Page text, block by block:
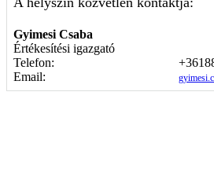
Gyimesi Csaba
Értékesítési igazgató
Telefon:
Email: